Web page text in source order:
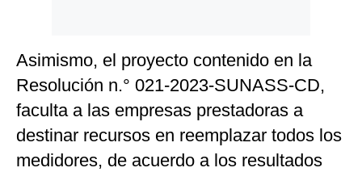
Asimismo, el proyecto contenido en la
Resolución n.° 021-2023-SUNASS-CD,
faculta a las empresas prestadoras a
destinar recursos en reemplazar todos los
medidores, de acuerdo a los resultados